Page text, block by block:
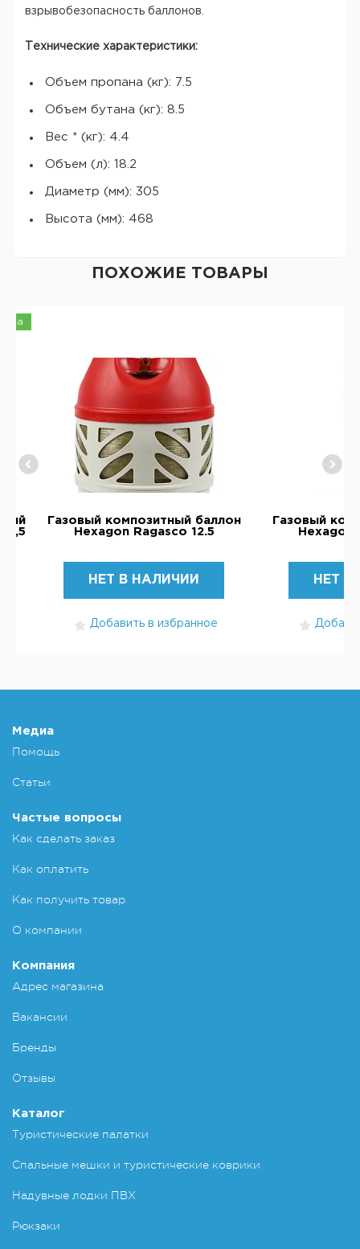
взрывобезопасность баллонов.
Технические характеристики:
Объем пропана (кг): 7.5
Объем бутана (кг): 8.5
Вес * (кг): 4.4
Объем (л): 18.2
Диаметр (мм): 305
Высота (мм): 468
ПОХОЖИЕ ТОВАРЫ
Газовый композитный баллон
Hexagon Ragasco 12.5
НЕТ В НАЛИЧИИ
Добавить в избранное
Газовый
Hexagon
НЕТ В
Медиа
Помощь
Статьи
Частые вопросы
Как сделать заказ
Как оплатить
Как получить товар
О компании
Компания
Адрес магазина
Вакансии
Бренды
Отзывы
Каталог
Туристические палатки
Спальные мешки и туристические коврики
Надувные лодки ПВХ
Рюкзаки